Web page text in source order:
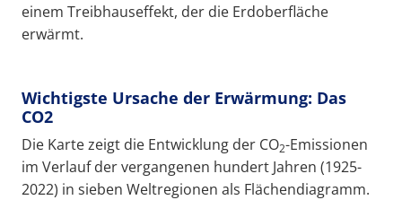
einem Treibhauseffekt, der die Erdoberfläche
erwärmt.
Wichtigste Ursache der Erwärmung: Das
CO2
Die Karte zeigt die Entwicklung der CO2-Emissionen
im Verlauf der vergangenen hundert Jahren (1925-
2022) in sieben Weltregionen als Flächendiagramm.